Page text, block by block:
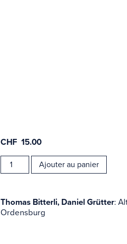
CHF 15.00
quantité
Ajouter au panier
Thomas Bitterli, Daniel Grütter:
Ordensburg